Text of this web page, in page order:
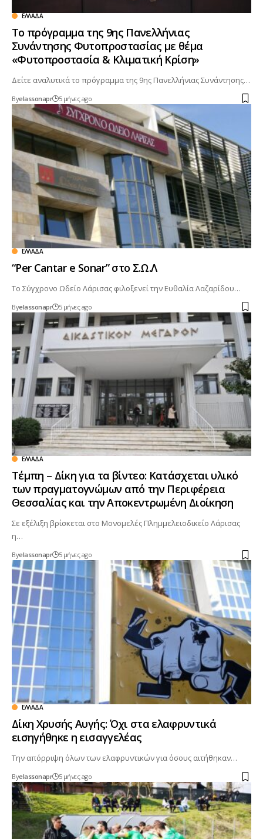
ΕΛΛΆΔΑ
Το πρόγραμμα της 9ης Πανελλήνιας
Συνάντησης Φυτοπροστασίας με θέμα
«Φυτοπροστασία & Κλιματική Κρίση»
Δείτε αναλυτικά το πρόγραμμα της 9ης Πανελλήνιας Συνάντησης…
Byelassonapr 5 μήνες ago
ΕΛΛΆΔΑ
“Per Cantar e Sonar” στο Σ.Ω.Λ
Το Σύγχρονο Ωδείο Λάρισας φιλοξενεί την Ευθαλία Λαζαρίδου…
Byelassonapr 5 μήνες ago
ΕΛΛΆΔΑ
Τέμπη – Δίκη για τα βίντεο: Κατάσχεται υλικό
των πραγματογνώμων από την Περιφέρεια
Θεσσαλίας και την Αποκεντρωμένη Διοίκηση
Σε εξέλιξη βρίσκεται στο Μονομελές Πλημμελειοδικείο Λάρισας
η…
Byelassonapr 5 μήνες ago
ΕΛΛΆΔΑ
Δίκη Χρυσής Αυγής: Όχι στα ελαφρυντικά
εισηγήθηκε η εισαγγελέας
Την απόρριψη όλων των ελαφρυντικών για όσους αιτήθηκαν…
Byelassonapr 5 μήνες ago